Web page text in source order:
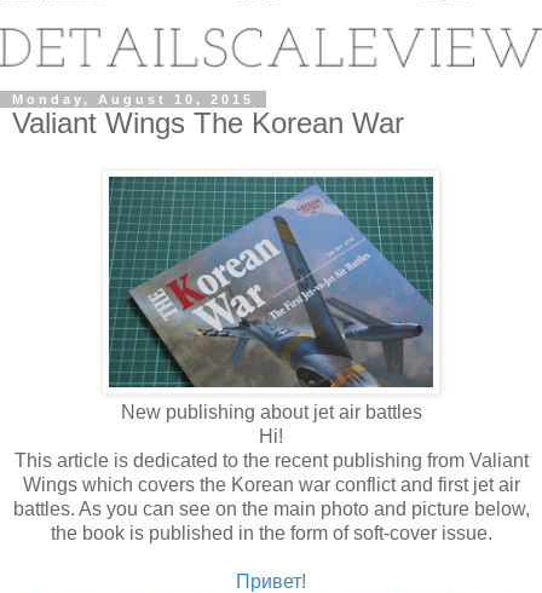
Monday, August 10, 2015
Valiant Wings The Korean War
New publishing about jet air battles
Hi!
This article is dedicated to the recent publishing from Valiant
Wings which covers the Korean war conflict and first jet air
battles. As you can see on the main photo and picture below,
the book is published in the form of soft-cover issue.
Привет!